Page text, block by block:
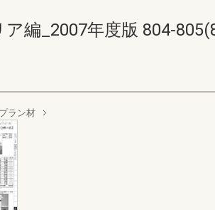
編_2007年度版 804-
ラン材